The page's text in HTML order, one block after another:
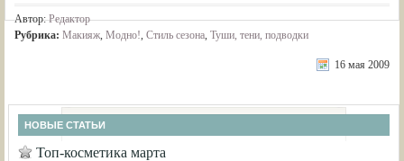
Автор:Редактор
Рубрика: Макияж, Модно!, Стиль сезона, Туши, тени, подводки
16 мая 2009
НОВЫЕ СТАТЬИ
Топ-косметика марта